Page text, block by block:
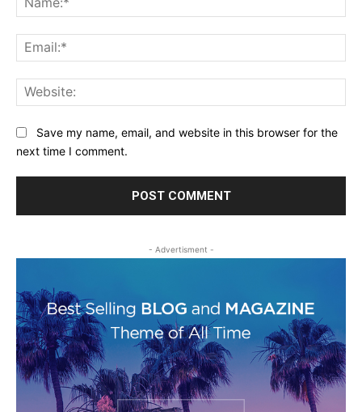
Save my name, email, and website in this browser for the
next time I comment.
- Advertisment -